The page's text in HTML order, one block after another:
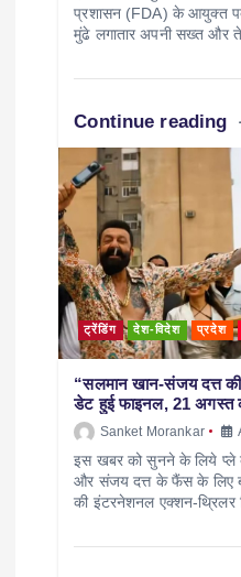
प्रशासन (FDA) के आयुक्त पद
मुंढे लगातार अपनी सख्त और
Continue reading
ट्रेंडिंग देश-विदेश प्रदेश
“सलमान खान-संजय दत्त की
डेट हुई फाइनल, 21 अगस्त
Sanket Morankar
इस खबर को सुनने के लिये प्ले
और संजय दत्त के फैंस के लिए
की इंटरनेशनल एक्शन-थ्रिलर